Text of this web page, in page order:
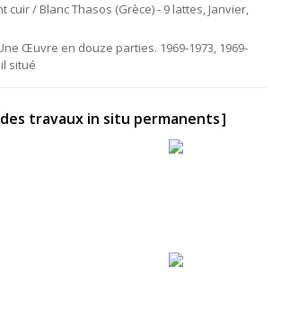
cuir / Blanc Thasos (Grèce) - 9 lattes, Janvier,
Œuvre en douze parties. 1969-1973, 1969-
situé
travaux in situ permanents］